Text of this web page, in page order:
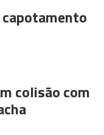
colisão com